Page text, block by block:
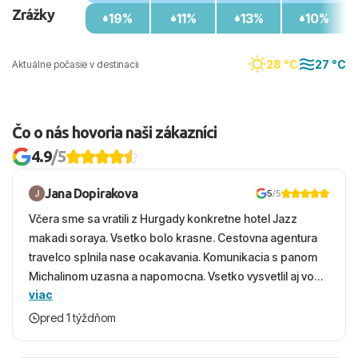
Aktuálne počasie v destinacii 28 °C 27 °C
Zrážky 19% 11% 13% 10%
Čo o nás hovoria naši zákazníci
4.9/5
Jana Dopirakova 5/5
Včera sme sa vratili z Hurgady konkretne hotel Jazz
makadi soraya. Vsetko bolo krasne. Cestovna agentura
travelco splnila nase ocakavania. Komunikacia s panom
Michalinom uzasna a napomocna. Vsetko vysvetlil aj vo
vecernych hodinach zaco sa ospravedlnujem. Hotel
krasny, cisty. Sluzby top. Strava, prostredie, more,
viac
pred 1 týždňom